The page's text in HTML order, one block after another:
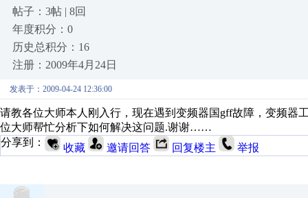
帖子：3帖 | 8回
年度积分：0
历史总积分：16
注册：2009年4月24日
发表于：2009-04-24 12:36:00
请教各位大师本人刚入行，现在遇到变频器国gff故障，变频器
位大师帮忙分析下如何解决这问题.谢谢……
分享到：
收藏 邀请回答 回复楼主 举报